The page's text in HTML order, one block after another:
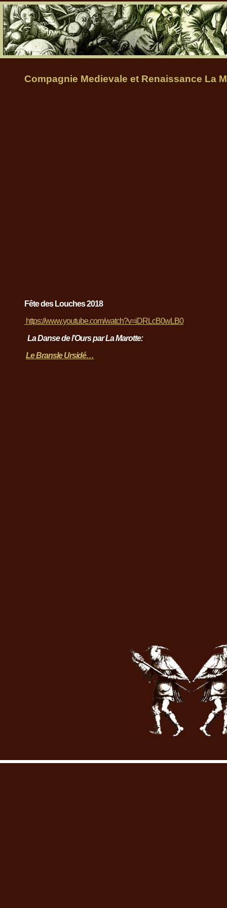
Compagnie Medievale et Renaissance La
Fête des Louches 2018
https://www.youtube.com/watch?v=iDRLcB0wLB0
La Danse de l’Ours par La Marotte:
Le Bransle Ursidé…